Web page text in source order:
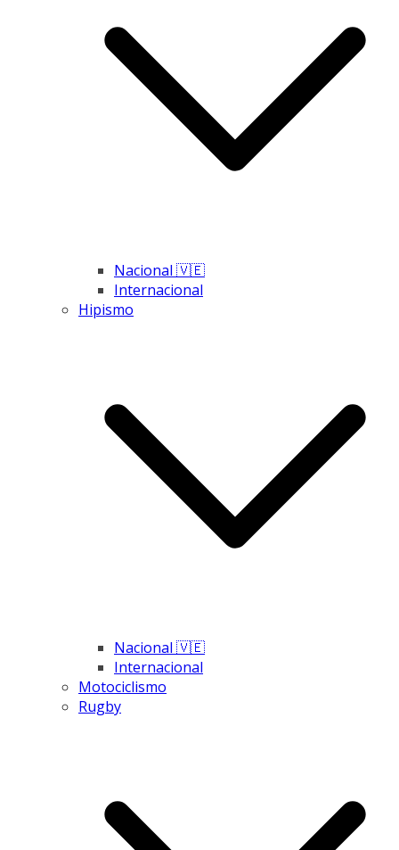
Nacional 🇻🇪
Internacional
Hipismo
Nacional 🇻🇪
Internacional
Motociclismo
Rugby